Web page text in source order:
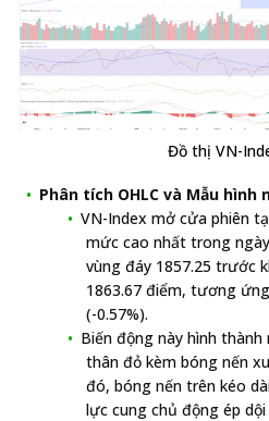
Đồ thị VN-
Phân tích OHLC và Mẫu hình
VN-Index mở cửa phiên
mức cao nhất trong
vùng đáy 1857.25 trước
1863.67 điểm, tương
(-0.57%).
Biến động này hình
thân đỏ kèm bóng nến
đó, bóng nến trên kéo
lực cung chủ động ép